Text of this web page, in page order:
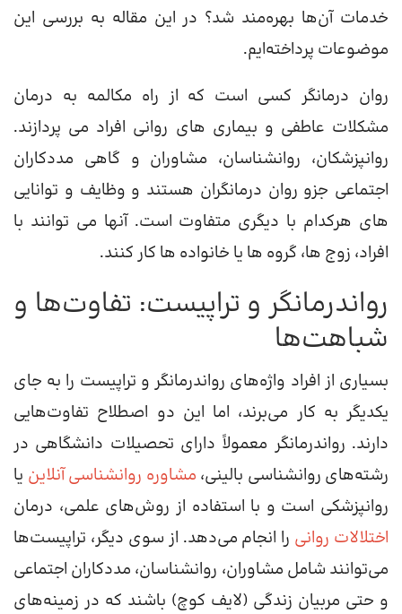
خدمات آن‌ها بهره‌مند شد؟ در این مقاله به بررسی این
موضوعات پرداخته‌ایم.
روان درمانگر کسی است که از راه مکالمه به درمان
مشکلات عاطفی و بیماری های روانی افراد می پردازند.
روانپزشکان، روانشناسان، مشاوران و گاهی مددکاران
اجتماعی جزو روان درمانگران هستند و وظایف و توانایی
های هرکدام با دیگری متفاوت است. آنها می توانند با
افراد، زوج ها، گروه ها یا خانواده ها کار کنند.
رواندرمانگر و تراپیست: تفاوت‌ها و
شباهت‌ها
بسیاری از افراد واژه‌های رواندرمانگر و تراپیست را به جای
یکدیگر به کار می‌برند، اما این دو اصطلاح تفاوت‌هایی
دارند. رواندرمانگر معمولاً دارای تحصیلات دانشگاهی در
رشته‌های روانشناسی بالینی، مشاوره روانشناسی آنلاین یا
روانپزشکی است و با استفاده از روش‌های علمی، درمان
اختلالات روانی را انجام می‌دهد. از سوی دیگر، تراپیست‌ها
می‌توانند شامل مشاوران، روانشناسان، مددکاران اجتماعی
و حتی مربیان زندگی (لایف کوچ) باشند که در زمینه‌های